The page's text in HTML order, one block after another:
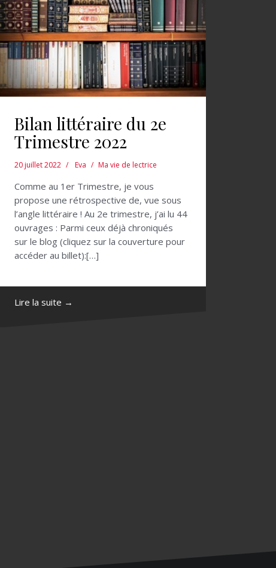
Bilan littéraire du 2e
Trimestre 2022
20 juillet 2022 Eva Ma vie de lectrice
Comme au 1er Trimestre, je vous
propose une rétrospective de, vue sous
l’angle littéraire ! Au 2e trimestre, j’ai lu 44
ouvrages : Parmi ceux déjà chroniqués
sur le blog (cliquez sur la couverture pour
accéder au billet):[…]
Lire la suite →